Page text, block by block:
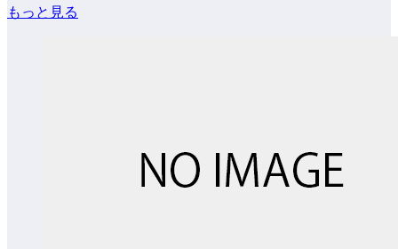
もっと見る